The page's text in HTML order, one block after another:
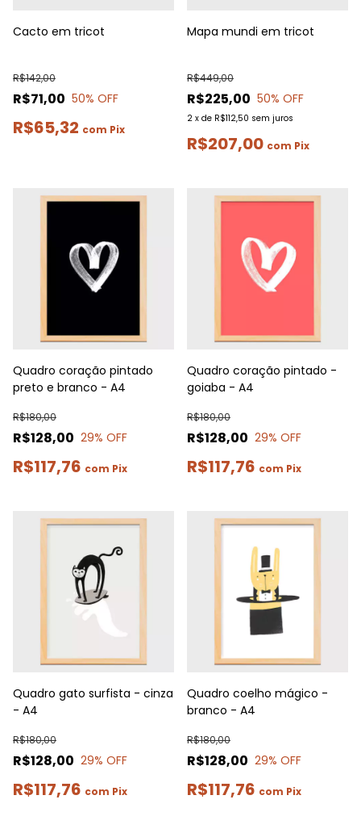
Cacto em tricot
R$71,00
R$142,00
50% OFF
R$65,32 com Pix
Mapa mundi em tricot
R$225,00
R$449,00
50% OFF
2 x de R$112,50 sem juros
R$207,00 com Pix
Quadro coração pintado
preto e branco - A4
R$128,00
R$180,00
29% OFF
R$117,76 com Pix
Quadro coração pintado -
goiaba - A4
R$128,00
R$180,00
29% OFF
R$117,76 com Pix
Quadro gato surfista - cinza
- A4
R$128,00
R$180,00
29% OFF
R$117,76 com Pix
Quadro coelho mágico -
branco - A4
R$128,00
R$180,00
29% OFF
R$117,76 com Pix